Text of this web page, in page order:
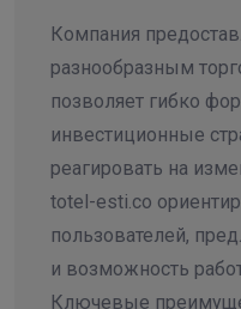
Компания
разнообразным
позволяет гибко
инвестиционные
реагировать на
totel-esti.co
пользователей,
и возможность
Ключевые